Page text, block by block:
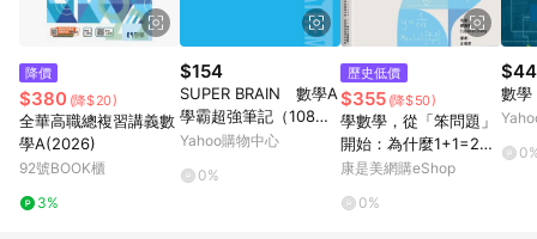
位、贈品與台灣樂天市場銷售網頁不符，以銷售網頁標示為準。
(6) 導購訂單已逾 365 天，根據台灣樂天回饋規定，逾期訂單將
點數回饋或點數回饋有爭議，台灣樂天市場保有更改條款與法律
追訴之權利，活動詳情以樂天市場網站公告為準。
降價
$380 (降$20)
全華高職總複習講義數
學A(2026)
92號BOOK櫃
3%
$154
SUPER BRAIN 數學A
學霸超強筆記（108課
綱）[二手書_全新]
Yahoo購物中心
0%
歷史低價
$355 (降$50)
學數學，從「笨問題」
開始：為什麼1+1=2？
「1」為何不是質數？
重拾探索數學的樂趣
康是美網購eShop
0%
數學